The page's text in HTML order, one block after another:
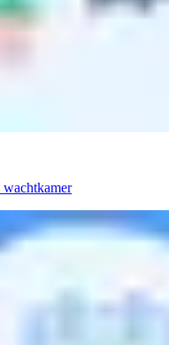
wachtkamer